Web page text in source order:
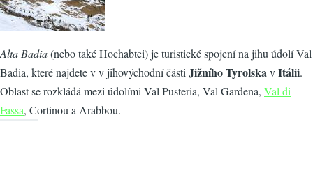
Alta Badia(nebo také Hochabtei) je turistické spojení na jihu údolí Val
Badia, které najdete v v jihovýchodní části Jižního Tyrolska vItálii.
Oblast se rozkládá mezi údolími Val Pusteria, Val Gardena, Val di
Fassa, Cortinou a Arabbou.